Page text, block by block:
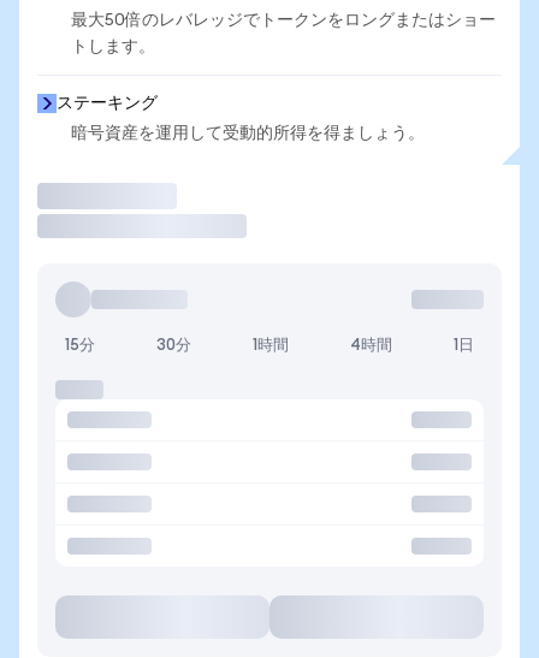
最大50倍のレバレッジでトークンをロングまたはショー
トします。
ステーキング
暗号資産を運用して受動的所得を得ましょう。
15分 30分 1時間 4時間 1日